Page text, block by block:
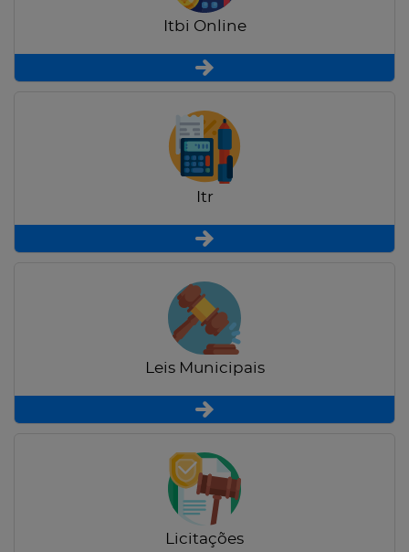
Itbi Online
Itr
Leis Municipais
Licitações